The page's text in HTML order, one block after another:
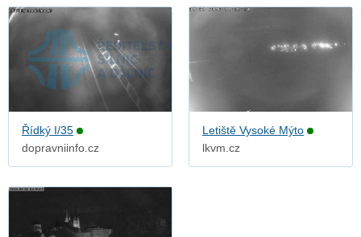
Řídký I/35
dopravniinfo.cz
Letiště Vysoké Mýto
lkvm.cz